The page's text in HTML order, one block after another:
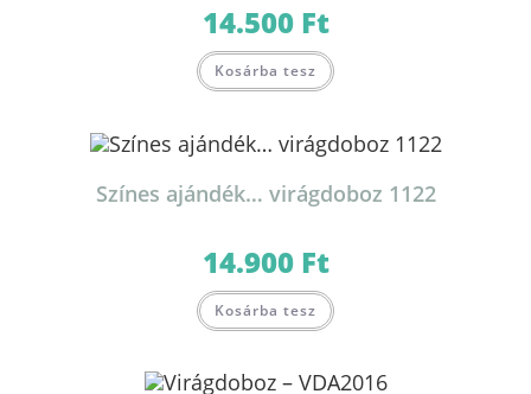
14.500 Ft
Kosárba tesz
Színes ajándék… virágdoboz 1122
14.900 Ft
Kosárba tesz